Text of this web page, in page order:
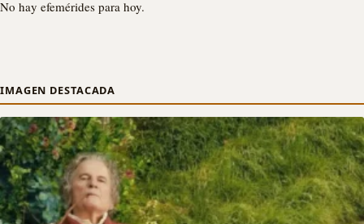
No hay efemérides para hoy.
IMAGEN DESTACADA